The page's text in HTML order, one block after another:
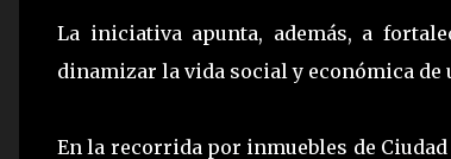
La iniciativa apunta, además, a
dinamizar la vida social y económica
En la recorrida por inmuebles de